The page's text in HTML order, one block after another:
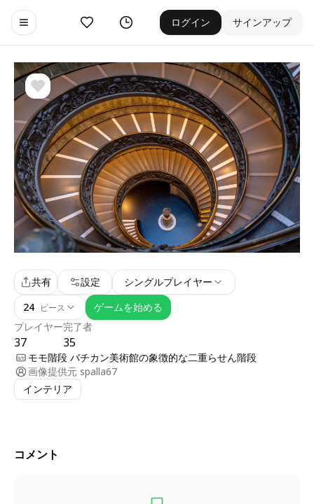
Toggle navigation menu
お気に入りゲーム履歴 ログイン サインアップ
プレイヤー
37
完了者
35
共有 設定
シングルプレイヤー
24 ピース ゲームを始める
モモ階段 バチカン美術館の象徴的な二重らせん階段
画像提供元 spalla67
インテリア
コメント